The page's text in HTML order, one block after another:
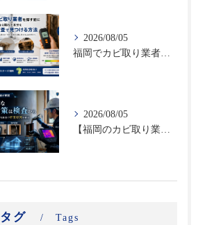
2026/08/05
福岡でカビ取り業者を探す前に｜結露・雨漏りによる隠れた水分を含水率検査で見つける方法
2026/08/05
【福岡のカビ取り業者が解説】根本的なカビ対策は検査から｜真菌・含水率・壁内調査で再発原因を確認
タグ Tags